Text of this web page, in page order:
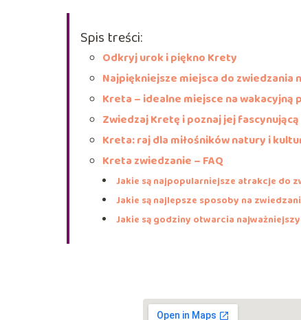
Spis treści:
Odkryj urok i piękno Krety
Najpiękniejsze miejsca do zwiedzania
Kreta – idealne miejsce na wakacyjną
Zwiedzaj Kretę i poznaj jej
Kreta: raj dla miłośników natury i
Kreta zwiedzanie – FAQ
Jakie są najpopularniejsze atrakcje do
Jakie są najlepsze sposoby na
Jakie są godziny otwarcia